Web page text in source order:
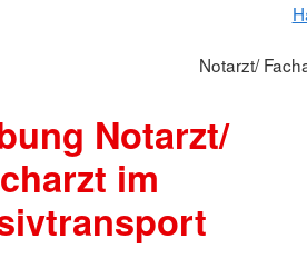
Notarzt/
Notarzt/
im